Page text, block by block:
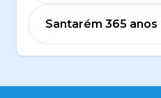
Santarém 365 anos